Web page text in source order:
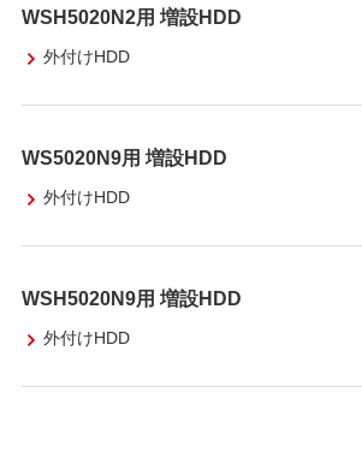
WSH5020N2用 増設HDD
外付けHDD
WS5020N9用 増設HDD
外付けHDD
WSH5020N9用 増設HDD
外付けHDD